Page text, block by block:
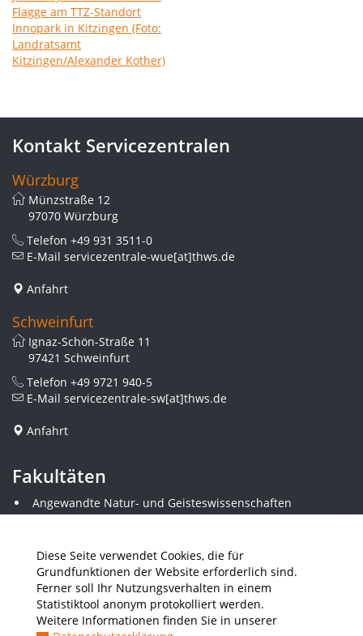
Diese Seite verwendet Cookies, die für
Grundfunktionen der Website erforderlich sind.
Ferner soll Ihr Nutzungsverhalten in einem
Statistiktool anonym protokolliert werden.
Weitere Informationen finden Sie in unserer
Kontakt Servicezentralen
Würzburg
Münzstraße 12
97070 Würzburg
Telefon +49 931 3511-0
E-Mail servicezentrale-wue[at]thws.de
Anfahrt
Schweinfurt
Ignaz-Schön-Straße 11
97421 Schweinfurt
Telefon +49 9721 940-5
E-Mail servicezentrale-sw[at]thws.de
Anfahrt
Fakultäten
Angewandte Natur- und Geisteswissenschaften
Angewandte Sozialwissenschaften
Elektrotechnik
Gestaltung
Informatik und Wirtschaftsinformatik
Kunststofftechnik und Vermessung
Maschinenbau
THWS Business School